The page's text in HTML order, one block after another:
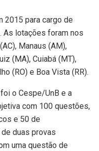
2015 para cargo de
As lotações foram nos
Manaus (AM),
(MA), Cuiabá (MT),
(RO) e Boa Vista (RR).
o Cespe/UnB e a
com 100 questões,
e 50 de
duas provas
uma questão de